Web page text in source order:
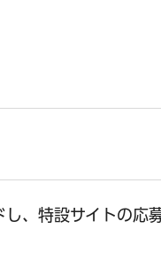
、特設サイトの応